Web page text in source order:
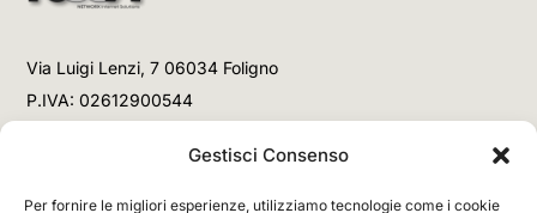
Gestisci Consenso
Per fornire le migliori esperienze, utilizziamo tecnologie come i cookie
Via Luigi Lenzi, 7 06034 Foligno
P.IVA: 02612900544